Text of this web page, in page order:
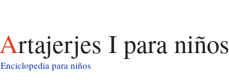
Artajerjes I para niños
Enciclopedia para niños